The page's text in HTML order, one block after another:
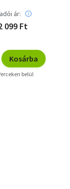
ár:
099 Ft
Kosárba
belül